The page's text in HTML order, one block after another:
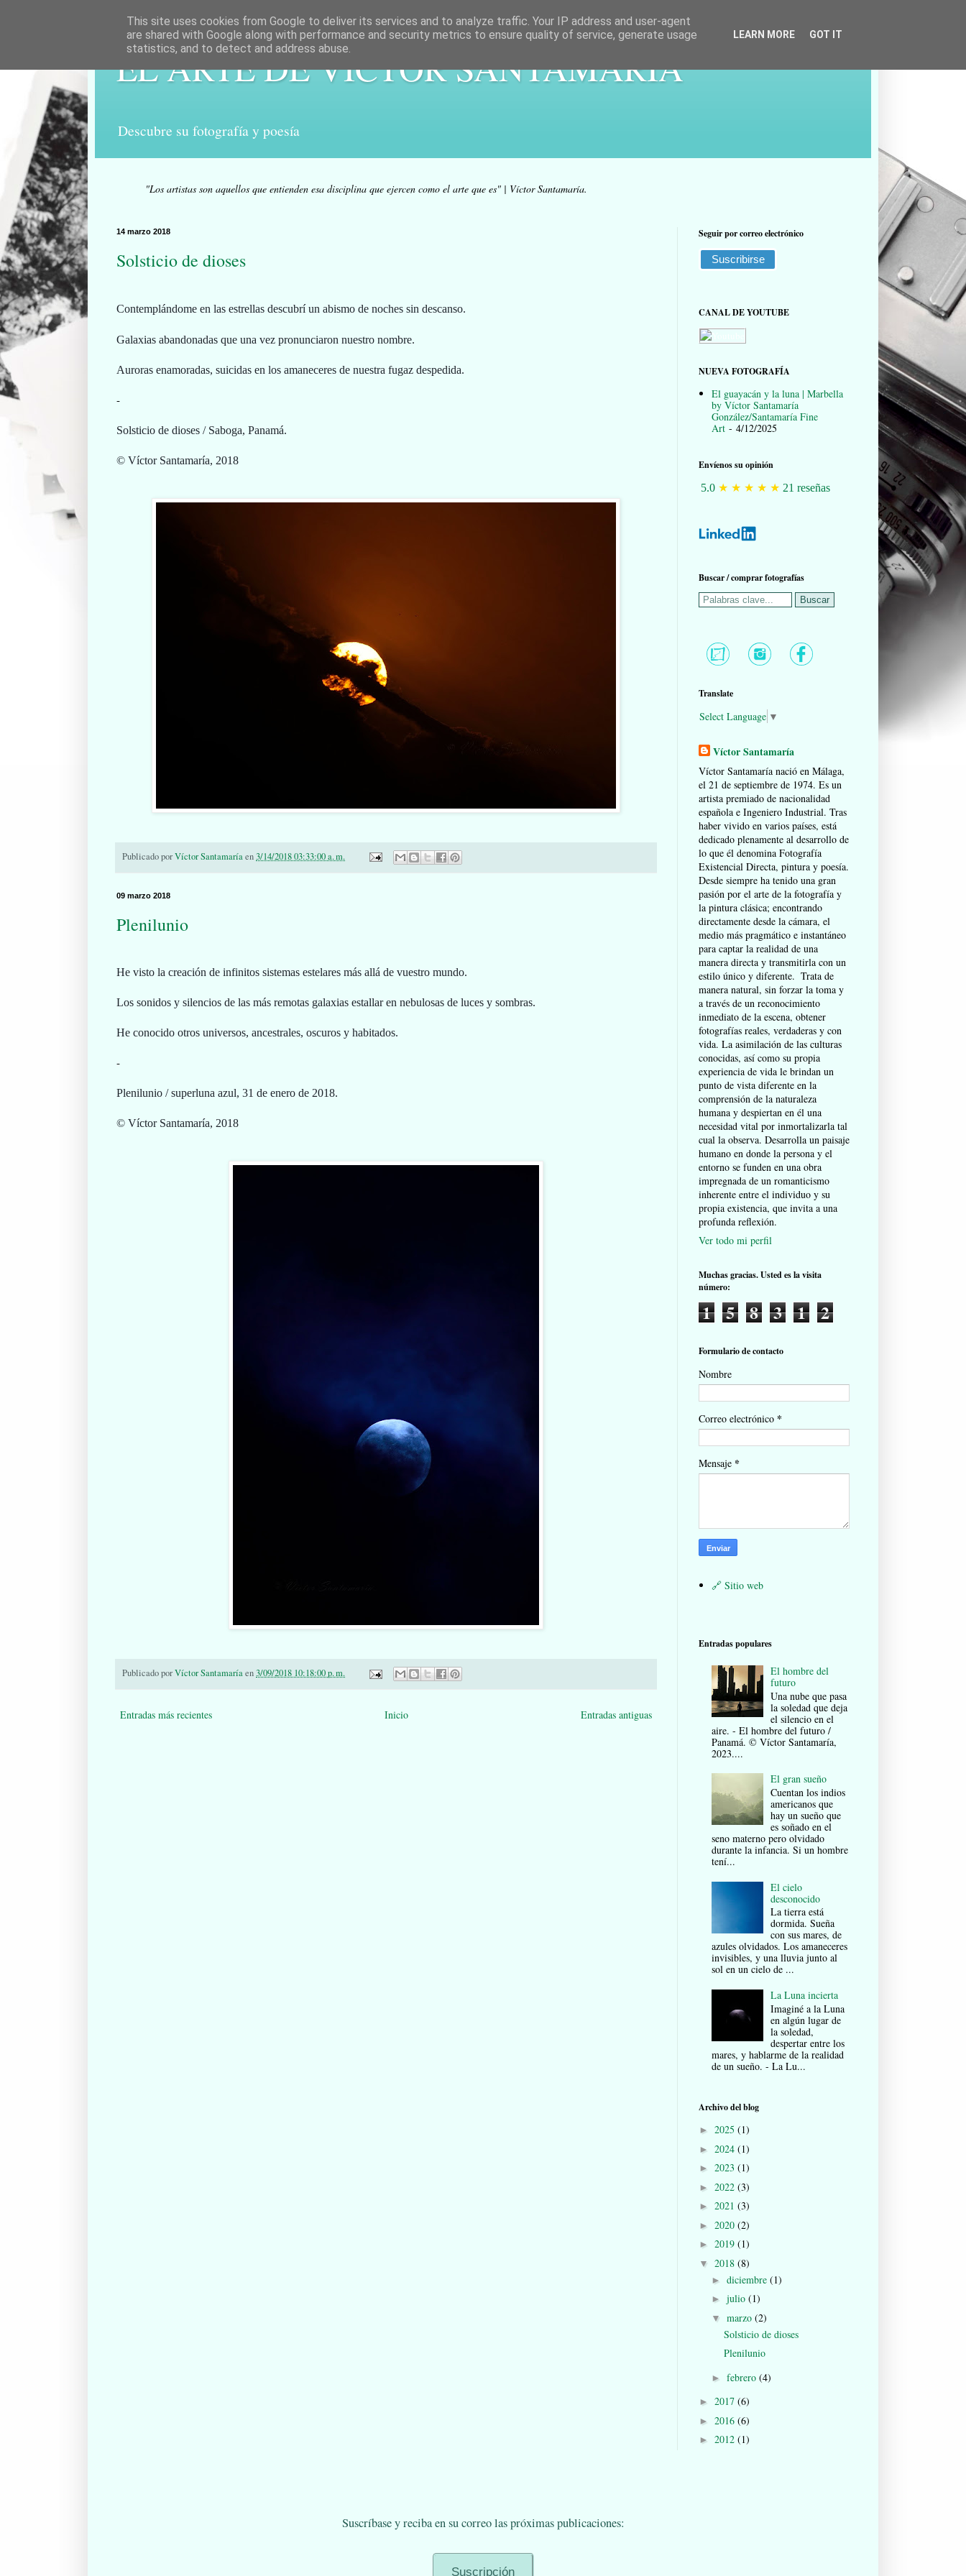
EL ARTE DE VÍCTOR SANTAMARÍA
Descubre su fotografía y poesía
"Los artistas son aquellos que entienden esa disciplina que ejercen como el arte que es" | Víctor Santamaría.
14 marzo 2018
Solsticio de dioses
Contemplándome en las estrellas descubrí un abismo de noches sin descanso.
Galaxias abandonadas que una vez pronunciaron nuestro nombre.
Auroras enamoradas, suicidas en los amaneceres de nuestra fugaz despedida.
-
Solsticio de dioses / Saboga, Panamá.
© Víctor Santamaría, 2018
Publicado porVíctor Santamaríaen3/14/2018 03:33:00 a. m.
09 marzo 2018
Plenilunio
He visto la creación de infinitos sistemas estelares más allá de vuestro mundo.
Los sonidos y silencios de las más remotas galaxias estallar en nebulosas de luces y sombras.
He conocido otros universos, ancestrales, oscuros y habitados.
-
Plenilunio / superluna azul, 31 de enero de 2018.
© Víctor Santamaría, 2018
Publicado porVíctor Santamaríaen3/09/2018 10:18:00 p. m.
Entradas más recientes Entradas antiguas
Inicio
Seguir por correo electrónico
CANAL DE YOUTUBE
NUEVA FOTOGRAFÍA
El guayacán y la luna | Marbella
by Víctor Santamaría
González/Santamaría Fine
Art- 4/12/2025
Envíenos su opinión
5.0 ★ ★ ★ ★ ★ 21 reseñas
Buscar / comprar fotografías
Translate
Select Language ▼
Víctor Santamaría
Víctor Santamaría nació en Málaga,
el 21 de septiembre de 1974. Es un
artista premiado de nacionalidad
española e Ingeniero Industrial. Tras
haber vivido en varios países, está
dedicado plenamente al desarrollo de
lo que él denomina Fotografía
Existencial Directa, pintura y poesía.
Desde siempre ha tenido una gran
pasión por el arte de la fotografía y
la pintura clásica; encontrando
directamente desde la cámara, el
medio más pragmático e instantáneo
para captar la realidad de una
manera directa y transmitirla con un
estilo único y diferente. Trata de
manera natural, sin forzar la toma y
a través de un reconocimiento
inmediato de la escena, obtener
fotografías reales, verdaderas y con
vida. La asimilación de las culturas
conocidas, así como su propia
experiencia de vida le brindan un
punto de vista diferente en la
comprensión de la naturaleza
humana y despiertan en él una
necesidad vital por inmortalizarla tal
cual la observa. Desarrolla un paisaje
humano en donde la persona y el
entorno se funden en una obra
impregnada de un romanticismo
inherente entre el individuo y su
propia existencia, que invita a una
profunda reflexión.
Ver todo mi perfil
Muchas gracias. Usted es la visita
número:
1 5 8 3 1 2
Formulario de contacto
Nombre
Correo electrónico *
Mensaje *
Sitio web
Entradas populares
El hombre del
futuro
Una nube que pasa
la soledad que deja
el silencio en el
aire. - El hombre del futuro /
Panamá. © Víctor Santamaría,
2023....
El gran sueño
Cuentan los indios
americanos que
hay un sueño que
es soñado en el
seno materno pero olvidado
durante la infancia. Si un hombre
tení...
El cielo
desconocido
La tierra está
dormida. Sueña
con sus mares, de
azules olvidados. Los amaneceres
invisibles, y una lluvia junto al
sol en un cielo de ...
La Luna incierta
Imaginé a la Luna
en algún lugar de
la soledad,
despertar entre los
mares, y hablarme de la realidad
de un sueño. - La Lu...
Archivo del blog
► 2025 (1)
► 2024 (1)
► 2023 (1)
► 2022 (3)
► 2021 (3)
► 2020 (2)
► 2019 (1)
▼ 2018 (8)
► diciembre (1)
► julio (1)
▼ marzo (2)
Solsticio de dioses
Plenilunio
► febrero (4)
► 2017 (6)
► 2016 (6)
► 2012 (1)
Suscríbase y reciba en su correo las próximas publicaciones:
This site uses cookies from Google to deliver its services and to analyze traffic. Your IP address and user-agent
are shared with Google along with performance and security metrics to ensure quality of service, generate usage
statistics, and to detect and address abuse.
LEARN MORE GOT IT